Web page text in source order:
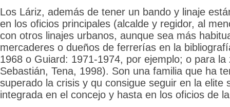
Los Láriz, además de tener un bando y linaje
en los oficios principales (alcalde y regidor, al
con otros linajes urbanos, aunque sea más
mercaderes o dueños de ferrerías en la
1968 o Guiard: 1971-1974, por ejemplo; o para la
Sebastián, Tena, 1998). Son una familia que ha
superado la crisis y qu consigue seguir en la elite
integrada en el concejo y hasta en los oficios de